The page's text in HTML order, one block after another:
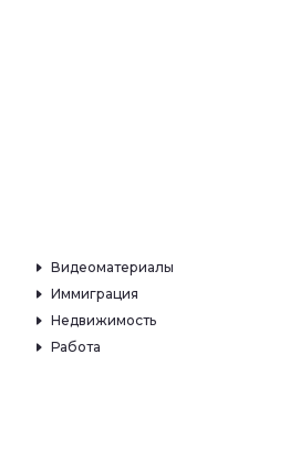
Видеоматериалы
Иммиграция
Недвижимость
Работа